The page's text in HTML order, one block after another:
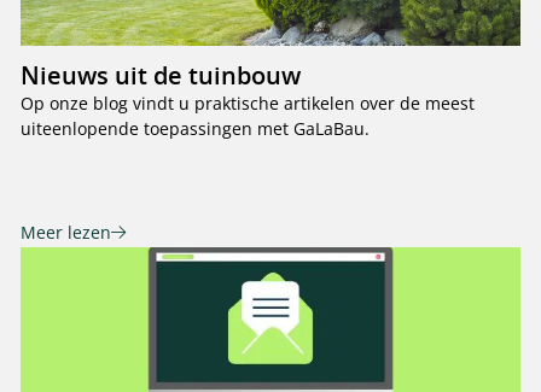
Nieuws uit de tuinbouw
Op onze blog vindt u praktische artikelen over de meest
uiteenlopende toepassingen met GaLaBau.
Meer lezen